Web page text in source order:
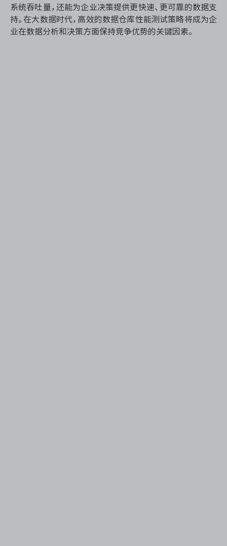
系统吞吐量，还能为企业决策提供更快速、更可靠的数据支
持。在大数据时代，高效的数据仓库性能测试策略将成为企
业在数据分析和决策方面保持竞争优势的关键因素。